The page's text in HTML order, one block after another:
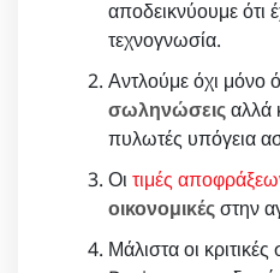
αποδεικνύουμε ότι
τεχνογνωσία.
Αντλούμε όχι μόνο
σωληνώσειςαλλά
πυλωτές υπόγεια
Οι τιμές
οικονομικέςστην
Μάλιστα οι